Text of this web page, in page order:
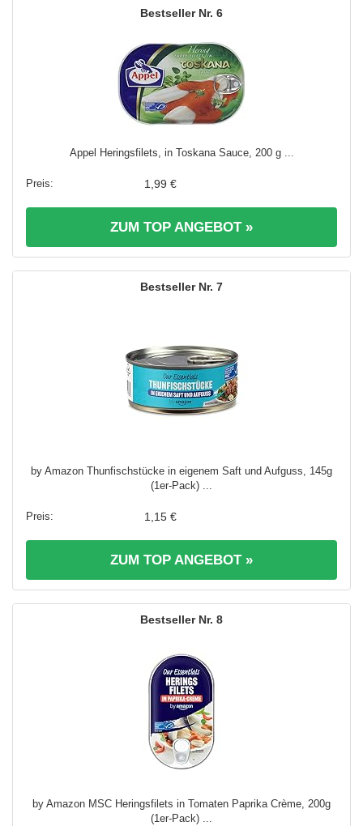
6
Appel Heringsfilets, in Toskana Sauce, 200 g ...
1,99 €
ZUM TOP ANGEBOT »
7
by Amazon Thunfischstücke in eigenem Saft und Aufguss, 145g
(1er-Pack) ...
1,15 €
ZUM TOP ANGEBOT »
8
by Amazon MSC Heringsfilets in Tomaten Paprika Crème, 200g
(1er-Pack) ...